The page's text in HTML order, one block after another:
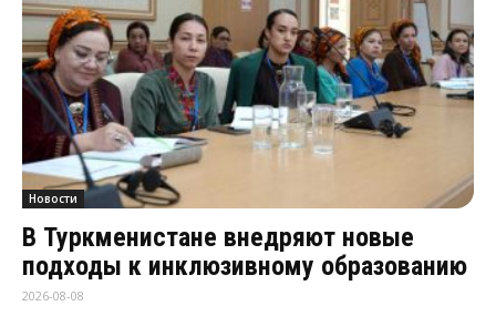
Новости
В Туркменистане внедряют новые
подходы к инклюзивному образованию
2026-08-08